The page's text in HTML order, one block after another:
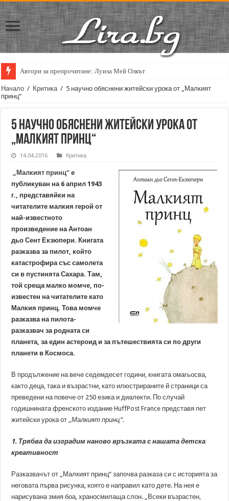
Автори за препрочитане: Луиза Мей Олкът
Начало / Критика / 5 научно обяснени житейски урока от „Малкият
принц“
5 научно обяснени житейски урока от
„Малкият принц“
14.04.2016 Критика
„Малкият принц“ е
публикуван на 6 април 1943
г., представяйки на
читателите малкия герой от
най-известното
произведение на Антоан
дьо Сент Екзюпери. Книгата
разказва за пилот, който
катастрофира със самолета
си в пустинята Сахара. Там,
той среща малко момче, по-
известен на читателите като
Малкия принц. Това момче
разказва на пилота-
разказвач за родната си
планета, за един астероид и за пътешествията си по други
планети в Космоса.
В продължение на вече седемдесет години, книгата омагьосва,
както деца, така и възрастни, като илюстрираните й страници са
преведени на повече от 250 езика и диалекти. По случай
годишнината френското издание HuffPost France представя пет
житейски урока от „Малкият принц“.
1. Трябва да изградим наново връзката с нашата детска
креативност
Разказвачът от „Малкият принц“ започва разказа си с историята за
неговата първа рисунка, която е направил като дете. На нея е
нарисувана змия боа, храносмилаща слон. „Всеки възрастен,